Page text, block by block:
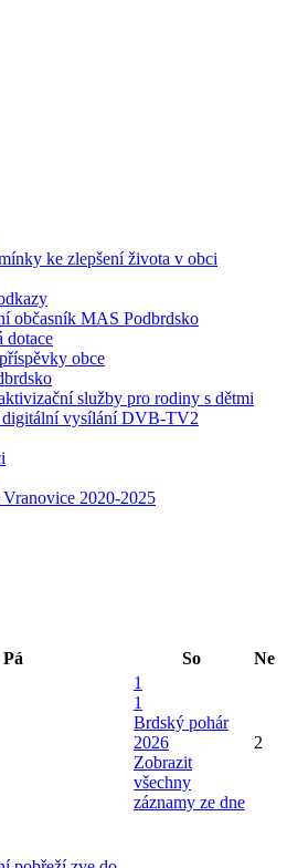
ke zlepšení života v obci
občasník MAS Podbrdsko
dotace
obce
služby pro rodiny s dětmi
digitální vysílání DVB-TV2
2020-2025
Pá So Ne
1
1
Brdský pohár
2026
Zobrazit
všechny
záznamy ze dne
2